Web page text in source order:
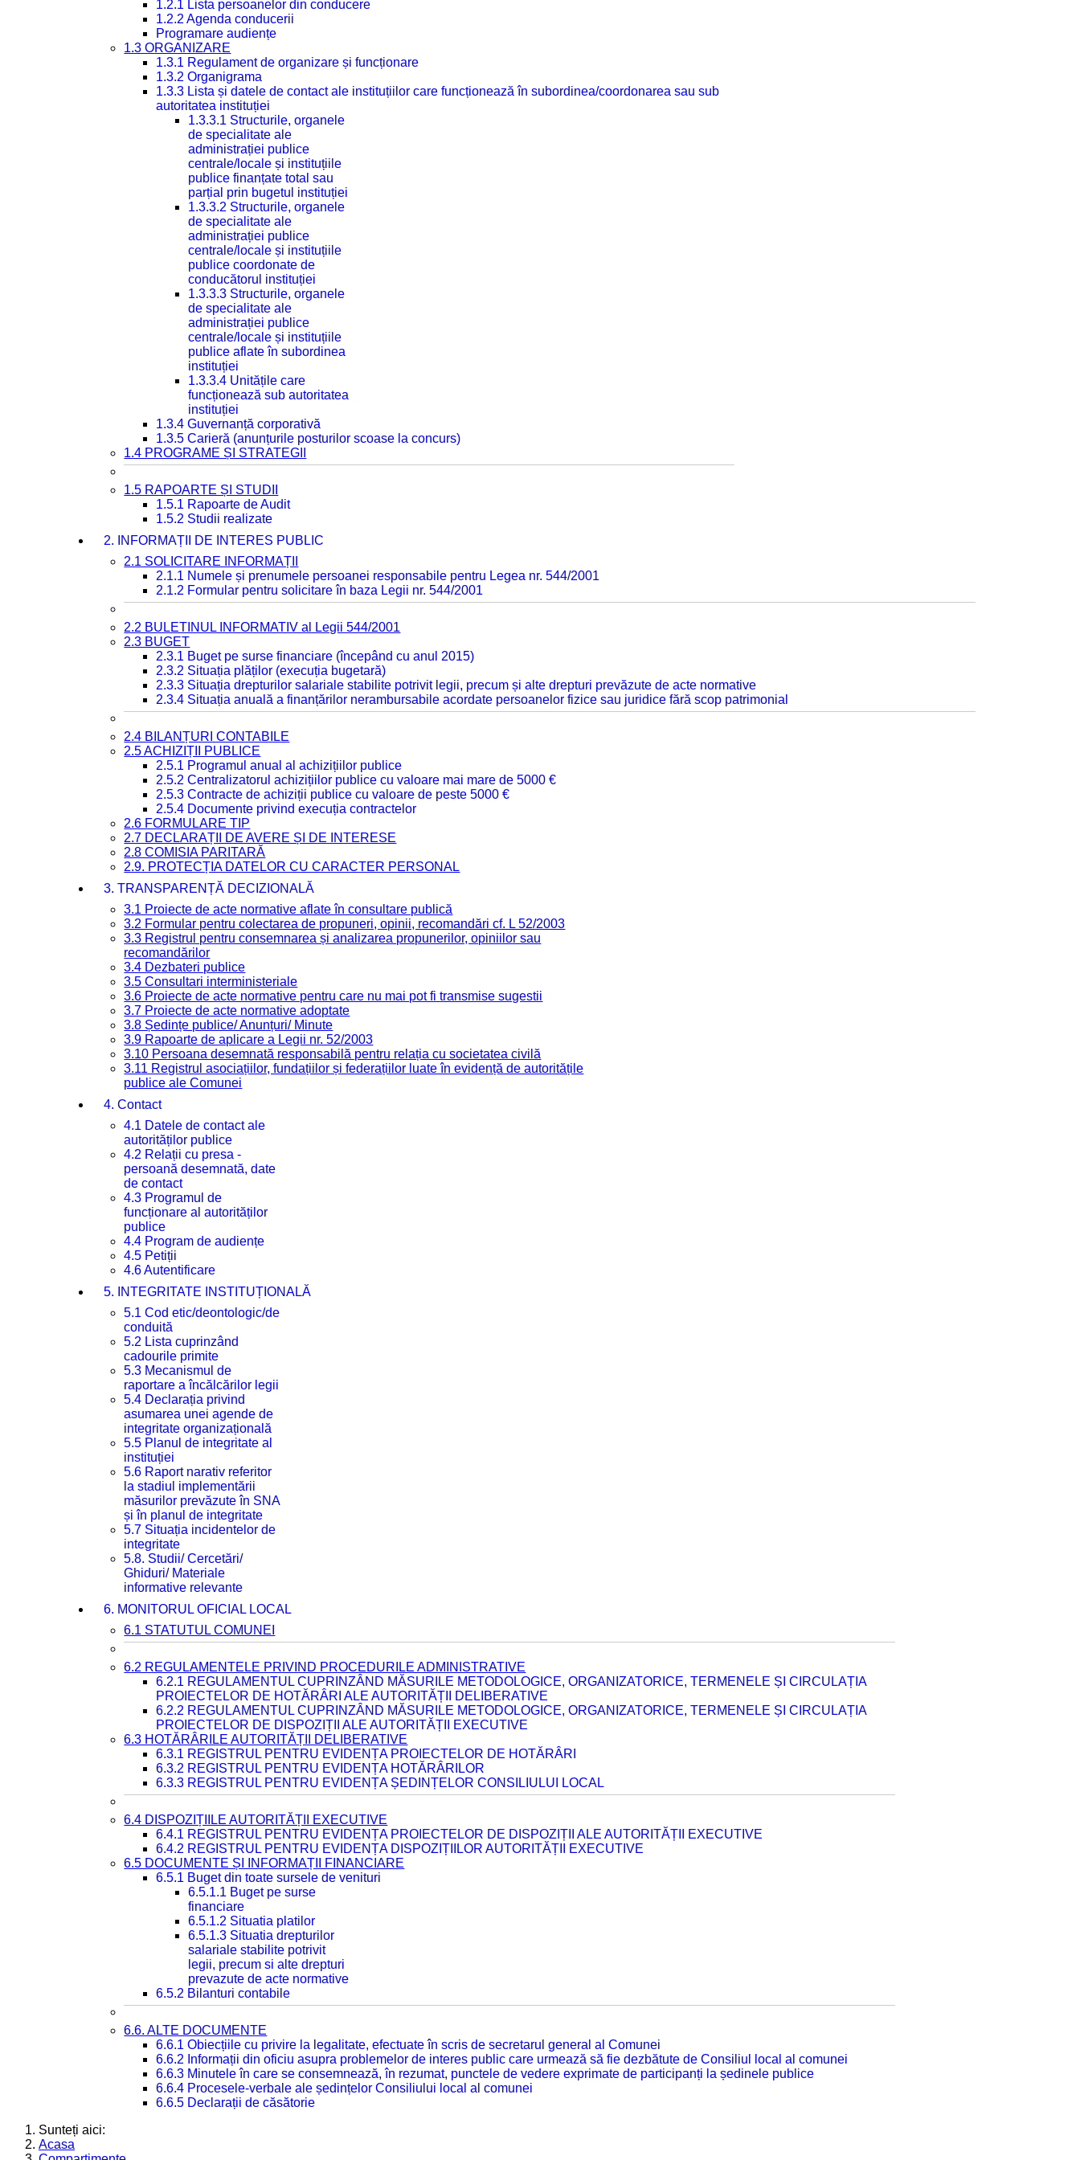
1.2.1 Lista persoanelor din conducere
1.2.2 Agenda conducerii
Programare audiențe
1.3 ORGANIZARE
1.3.1 Regulament de organizare și funcționare
1.3.2 Organigrama
1.3.3 Lista și datele de contact ale instituțiilor care funcționează în subordinea/coordonarea sau sub
autoritatea instituției
1.3.3.1 Structurile, organele
de specialitate ale
administrației publice
centrale/locale și instituțiile
publice finanțate total sau
parțial prin bugetul instituției
1.3.3.2 Structurile, organele
de specialitate ale
administrației publice
centrale/locale și instituțiile
publice coordonate de
conducătorul instituției
1.3.3.3 Structurile, organele
de specialitate ale
administrației publice
centrale/locale și instituțiile
publice aflate în subordinea
instituției
1.3.3.4 Unitățile care
funcționează sub autoritatea
instituției
1.3.4 Guvernanță corporativă
1.3.5 Carieră (anunțurile posturilor scoase la concurs)
1.4 PROGRAME ȘI STRATEGII
1.5 RAPOARTE ȘI STUDII
1.5.1 Rapoarte de Audit
1.5.2 Studii realizate
2. INFORMAȚII DE INTERES PUBLIC
2.1 SOLICITARE INFORMAȚII
2.1.1 Numele și prenumele persoanei responsabile pentru Legea nr. 544/2001
2.1.2 Formular pentru solicitare în baza Legii nr. 544/2001
2.2 BULETINUL INFORMATIV al Legii 544/2001
2.3 BUGET
2.3.1 Buget pe surse financiare (începând cu anul 2015)
2.3.2 Situația plăților (execuția bugetară)
2.3.3 Situația drepturilor salariale stabilite potrivit legii, precum și alte drepturi prevăzute de acte normative
2.3.4 Situația anuală a finanțărilor nerambursabile acordate persoanelor fizice sau juridice fără scop patrimonial
2.4 BILANȚURI CONTABILE
2.5 ACHIZIȚII PUBLICE
2.5.1 Programul anual al achizițiilor publice
2.5.2 Centralizatorul achizițiilor publice cu valoare mai mare de 5000 €
2.5.3 Contracte de achiziții publice cu valoare de peste 5000 €
2.5.4 Documente privind execuția contractelor
2.6 FORMULARE TIP
2.7 DECLARAȚII DE AVERE ȘI DE INTERESE
2.8 COMISIA PARITARĂ
2.9. PROTECȚIA DATELOR CU CARACTER PERSONAL
3. TRANSPARENȚĂ DECIZIONALĂ
3.1 Proiecte de acte normative aflate în consultare publică
3.2 Formular pentru colectarea de propuneri, opinii, recomandări cf. L 52/2003
3.3 Registrul pentru consemnarea și analizarea propunerilor, opiniilor sau
recomandărilor
3.4 Dezbateri publice
3.5 Consultari interministeriale
3.6 Proiecte de acte normative pentru care nu mai pot fi transmise sugestii
3.7 Proiecte de acte normative adoptate
3.8 Ședințe publice/ Anunțuri/ Minute
3.9 Rapoarte de aplicare a Legii nr. 52/2003
3.10 Persoana desemnată responsabilă pentru relația cu societatea civilă
3.11 Registrul asociațiilor, fundațiilor și federațiilor luate în evidență de autoritățile
publice ale Comunei
4. Contact
4.1 Datele de contact ale
autorităților publice
4.2 Relații cu presa -
persoană desemnată, date
de contact
4.3 Programul de
funcționare al autorităților
publice
4.4 Program de audiențe
4.5 Petiții
4.6 Autentificare
5. INTEGRITATE INSTITUȚIONALĂ
5.1 Cod etic/deontologic/de
conduită
5.2 Lista cuprinzând
cadourile primite
5.3 Mecanismul de
raportare a încălcărilor legii
5.4 Declarația privind
asumarea unei agende de
integritate organizațională
5.5 Planul de integritate al
instituției
5.6 Raport narativ referitor
la stadiul implementării
măsurilor prevăzute în SNA
și în planul de integritate
5.7 Situația incidentelor de
integritate
5.8. Studii/ Cercetări/
Ghiduri/ Materiale
informative relevante
6. MONITORUL OFICIAL LOCAL
6.1 STATUTUL COMUNEI
6.2 REGULAMENTELE PRIVIND PROCEDURILE ADMINISTRATIVE
6.2.1 REGULAMENTUL CUPRINZÂND MĂSURILE METODOLOGICE, ORGANIZATORICE, TERMENELE ȘI CIRCULAȚIA
PROIECTELOR DE HOTĂRÂRI ALE AUTORITĂȚII DELIBERATIVE
6.2.2 REGULAMENTUL CUPRINZÂND MĂSURILE METODOLOGICE, ORGANIZATORICE, TERMENELE ȘI CIRCULAȚIA
PROIECTELOR DE DISPOZIȚII ALE AUTORITĂȚII EXECUTIVE
6.3 HOTĂRÂRILE AUTORITĂȚII DELIBERATIVE
6.3.1 REGISTRUL PENTRU EVIDENȚA PROIECTELOR DE HOTĂRÂRI
6.3.2 REGISTRUL PENTRU EVIDENȚA HOTĂRÂRILOR
6.3.3 REGISTRUL PENTRU EVIDENȚA ȘEDINȚELOR CONSILIULUI LOCAL
6.4 DISPOZIȚIILE AUTORITĂȚII EXECUTIVE
6.4.1 REGISTRUL PENTRU EVIDENȚA PROIECTELOR DE DISPOZIȚII ALE AUTORITĂȚII EXECUTIVE
6.4.2 REGISTRUL PENTRU EVIDENȚA DISPOZIȚIILOR AUTORITĂȚII EXECUTIVE
6.5 DOCUMENTE ȘI INFORMAȚII FINANCIARE
6.5.1 Buget din toate sursele de venituri
6.5.1.1 Buget pe surse
financiare
6.5.1.2 Situatia platilor
6.5.1.3 Situatia drepturilor
salariale stabilite potrivit
legii, precum si alte drepturi
prevazute de acte normative
6.5.2 Bilanturi contabile
6.6. ALTE DOCUMENTE
6.6.1 Obiecțiile cu privire la legalitate, efectuate în scris de secretarul general al Comunei
6.6.2 Informații din oficiu asupra problemelor de interes public care urmează să fie dezbătute de Consiliul local al comunei
6.6.3 Minutele în care se consemnează, în rezumat, punctele de vedere exprimate de participanți la ședinele publice
6.6.4 Procesele-verbale ale ședințelor Consiliului local al comunei
6.6.5 Declarații de căsătorie
Sunteți aici:
Acasa